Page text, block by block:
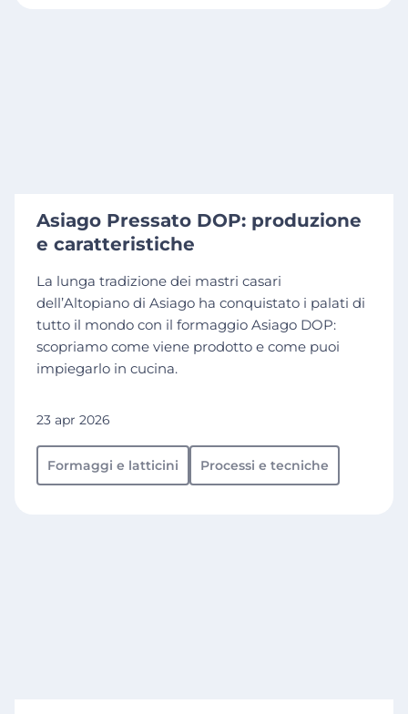
Asiago Pressato DOP: produzione
e caratteristiche
La lunga tradizione dei mastri casari
dell’Altopiano di Asiago ha conquistato i palati di
tutto il mondo con il formaggio Asiago DOP:
scopriamo come viene prodotto e come puoi
impiegarlo in cucina.
23 apr 2026
Formaggi e latticini Processi e tecniche